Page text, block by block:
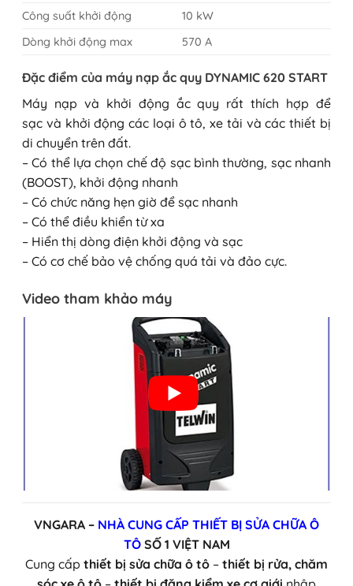
Công suất khởi động
10 kW
Dòng khởi động max
570 A
Đặc điểm của máy nạp ắc quy DYNAMIC 620 START
Máy nạp và khởi động ắc quy rất thích hợp để
sạc và khởi động các loại ô tô, xe tải và các thiết bị
di chuyển trên đất.
– Có thể lựa chọn chế độ sạc bình thường, sạc nhanh
(BOOST), khởi động nhanh
– Có chức năng hẹn giờ để sạc nhanh
– Có thể điều khiển từ xa
– Hiển thị dòng điện khởi động và sạc
– Có cơ chế bảo vệ chống quá tải và đảo cực.
Video tham khảo máy
VNGARA – NHÀ CUNG CẤP THIẾT BỊ SỬA CHỮA Ô
TÔSỐ 1 VIỆT NAM
Cung cấp thiết bị sửa chữa ô tô – thiết bị rửa, chăm